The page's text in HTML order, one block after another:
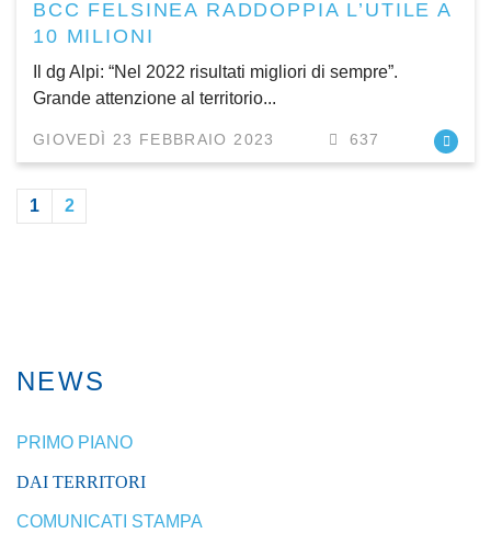
BCC FELSINEA RADDOPPIA L’UTILE A
10 MILIONI
Il dg Alpi: “Nel 2022 risultati migliori di sempre”.
Grande attenzione al territorio...
GIOVEDÌ 23 FEBBRAIO 2023 637
1 2
NEWS
PRIMO PIANO
DAI TERRITORI
COMUNICATI STAMPA